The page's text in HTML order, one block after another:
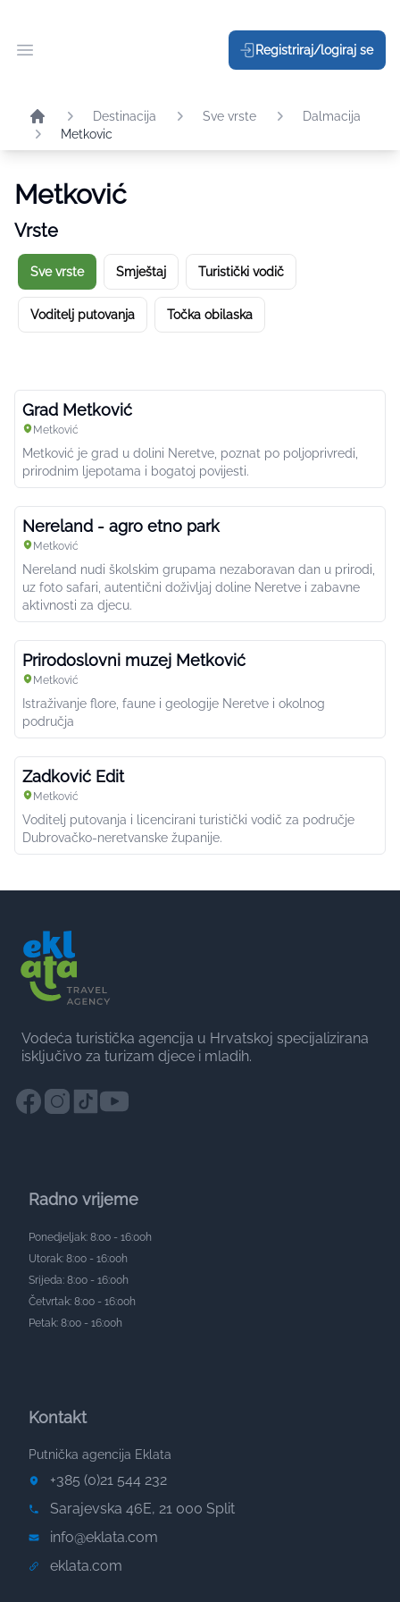
Otvori glavni meni
Registriraj/logiraj se
Destinacija Sve vrste
Dalmacija
Metkovic
Metković
Vrste
Sve vrste Smještaj Turistički vodič
Voditelj putovanja Točka obilaska
Grad Metković
Metković
Metković je grad u dolini Neretve, poznat po poljoprivredi,
prirodnim ljepotama i bogatoj povijesti.
Nereland - agro etno park
Metković
Nereland nudi školskim grupama nezaboravan dan u prirodi,
uz foto safari, autentični doživljaj doline Neretve i zabavne
aktivnosti za djecu.
Prirodoslovni muzej Metković
Metković
Istraživanje flore, faune i geologije Neretve i okolnog
područja
Zadković Edit
Metković
Voditelj putovanja i licencirani turistički vodič za područje
Dubrovačko-neretvanske županije.
Vodeća turistička agencija u Hrvatskoj specijalizirana
isključivo za turizam djece i mladih.
Radno vrijeme
Ponedjeljak: 8:00 - 16:00h
Utorak: 8:00 - 16:00h
Srijeda: 8:00 - 16:00h
Četvrtak: 8:00 - 16:00h
Petak: 8:00 - 16:00h
Kontakt
Putnička agencija Eklata
+385 (0)21 544 232
Sarajevska 46E, 21 000 Split
info@eklata.com
eklata.com